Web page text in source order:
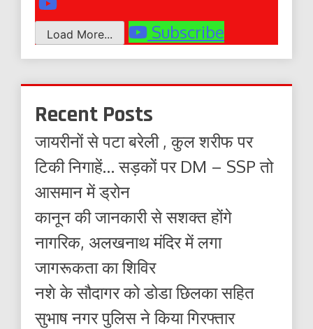
Load More... Subscribe
Recent Posts
जायरीनों से पटा बरेली , कुल शरीफ पर
टिकी निगाहें… सड़कों पर DM – SSP तो
आसमान में ड्रोन
कानून की जानकारी से सशक्त होंगे
नागरिक, अलखनाथ मंदिर में लगा
जागरूकता का शिविर
नशे के सौदागर को डोडा छिलका सहित
सुभाष नगर पुलिस ने किया गिरफ्तार